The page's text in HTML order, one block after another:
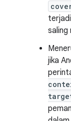
saling
jika